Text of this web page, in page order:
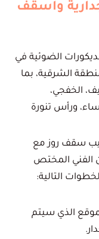
واسقف
الضوئية في
الشرقية، بما
الخفجي،
ورأس تنورة
سقف روز مع
الفني المختص
التالية:
الذي سيتم